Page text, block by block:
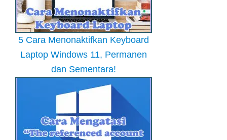
5 Cara Menonaktifkan Keyboard
Laptop Windows 11, Permanen
dan Sementara!